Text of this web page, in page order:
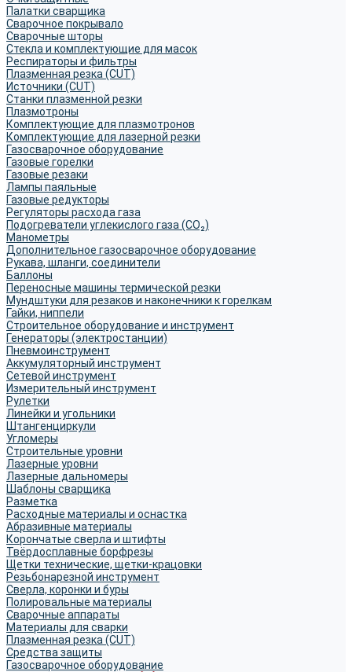
Палатки сварщика
Сварочное покрывало
Сварочные шторы
Стекла и комплектующие для масок
Респираторы и фильтры
Плазменная резка (CUT)
Источники (CUT)
Станки плазменной резки
Плазмотроны
Комплектующие для плазмотронов
Комплектующие для лазерной резки
Газосварочное оборудование
Газовые горелки
Газовые резаки
Лампы паяльные
Газовые редукторы
Регуляторы расхода газа
Подогреватели углекислого газа (CO₂)
Манометры
Дополнительное газосварочное оборудование
Рукава, шланги, соединители
Баллоны
Переносные машины термической резки
Мундштуки для резаков и наконечники к горелкам
Гайки, ниппели
Строительное оборудование и инструмент
Генераторы (электростанции)
Пневмоинструмент
Аккумуляторный инструмент
Сетевой инструмент
Измерительный инструмент
Рулетки
Линейки и угольники
Штангенциркули
Угломеры
Строительные уровни
Лазерные уровни
Лазерные дальномеры
Шаблоны сварщика
Разметка
Расходные материалы и оснастка
Абразивные материалы
Корончатые сверла и штифты
Твёрдосплавные борфрезы
Щетки технические, щетки-крацовки
Резьбонарезной инструмент
Сверла, коронки и буры
Полировальные материалы
Сварочные аппараты
Материалы для сварки
Плазменная резка (CUT)
Средства защиты
Газосварочное оборудование